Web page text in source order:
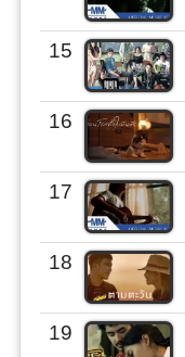
15
16
17
18
19